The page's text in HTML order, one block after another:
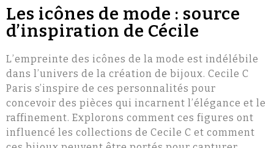
Les icônes de mode : source
d’inspiration de Cécile
L’empreinte des icônes de la mode est indélébile
dans l’univers de la création de bijoux. Cecile C
Paris s’inspire de ces personnalités pour
concevoir des pièces qui incarnent l’élégance et le
raffinement. Explorons comment ces figures ont
influencé les collections de Cecile C et comment